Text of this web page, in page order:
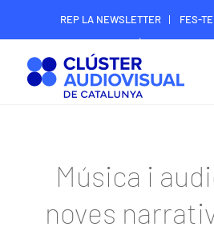
REP LA NEWSLETTER FES-
ÀREA DIGITAL
Música i
noves